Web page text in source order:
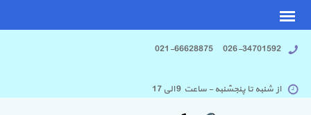
026-34701592 021-66628875
از شنبه تا پنجشنبه - ساعت 9 الی 17